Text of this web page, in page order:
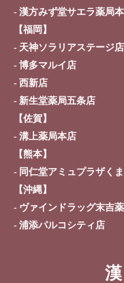
漢方みず堂サエラ薬局
【福岡】
天神ソラリアステージ店
博多マルイ店
西新店
新生堂薬局五条店
【佐賀】
溝上薬局本店
【熊本】
同仁堂アミュプラザく
【沖縄】
ヴァインドラッグ末吉
浦添パルコシティ店